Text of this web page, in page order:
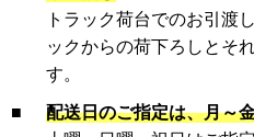
トラック荷台でのお引渡
ックからの荷下ろしとそ
す。
■
配送日のご指定は、月～